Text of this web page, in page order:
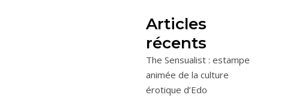
Articles
récents
The Sensualist : estampe
animée de la culture
érotique d’Edo